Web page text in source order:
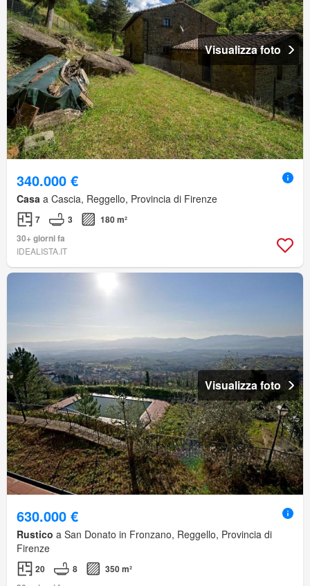
Visualizza foto
340.000 €
Casa a Cascia, Reggello, Provincia di Firenze
7 3
180 m²
30+ giorni fa
IDEALISTA.IT
Visualizza foto
630.000 €
Rustico a San Donato in Fronzano, Reggello, Provincia di
Firenze
20 8
350 m²